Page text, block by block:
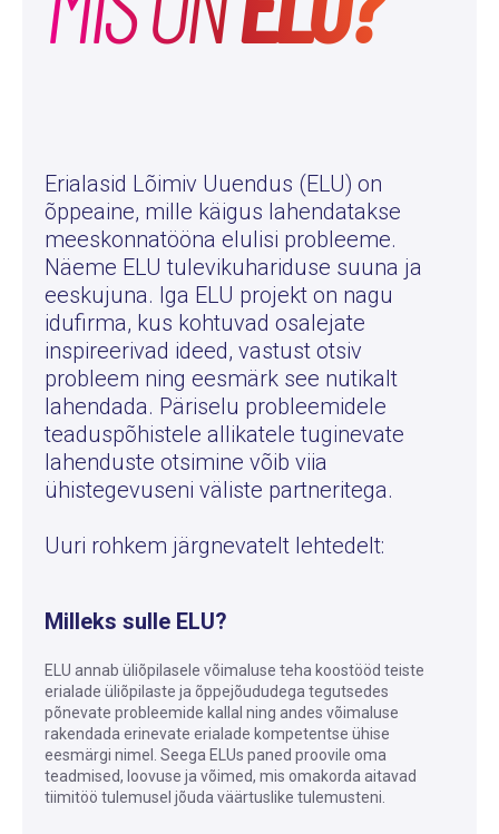
Erialasid Lõimiv Uuendus (ELU) on
õppeaine, mille käigus lahendatakse
meeskonnatööna elulisi probleeme.
Näeme ELU tulevikuhariduse suuna ja
eeskujuna. Iga ELU projekt on nagu
idufirma, kus kohtuvad osalejate
inspireerivad ideed, vastust otsiv
probleem ning eesmärk see nutikalt
lahendada. Päriselu probleemidele
teaduspõhistele allikatele tuginevate
lahenduste otsimine võib viia
ühistegevuseni väliste partneritega.
Uuri rohkem järgnevatelt lehtedelt:
Milleks sulle ELU?
ELU annab üliõpilasele võimaluse teha koostööd teiste
erialade üliõpilaste ja õppejõududega tegutsedes
põnevate probleemide kallal ning andes võimaluse
rakendada erinevate erialade kompetentse ühise
eesmärgi nimel. Seega ELUs paned proovile oma
teadmised, loovuse ja võimed, mis omakorda aitavad
tiimitöö tulemusel jõuda väärtuslike tulemusteni.